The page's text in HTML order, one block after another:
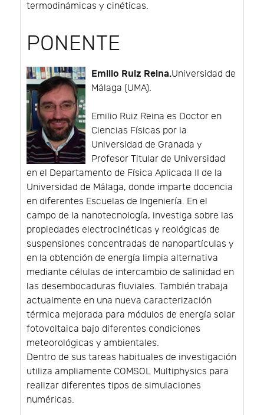
termodinámicas y cinéticas.
PONENTE
Emilio Ruiz Reina.Universidad de
Málaga (UMA).
Emilio Ruiz Reina es Doctor en
Ciencias Físicas por la
Universidad de Granada y
Profesor Titular de Universidad
en el Departamento de Física Aplicada II de la
Universidad de Málaga, donde imparte docencia
en diferentes Escuelas de Ingeniería. En el
campo de la nanotecnología, investiga sobre las
propiedades electrocinéticas y reológicas de
suspensiones concentradas de nanopartículas y
en la obtención de energía limpia alternativa
mediante células de intercambio de salinidad en
las desembocaduras fluviales. También trabaja
actualmente en una nueva caracterización
térmica mejorada para módulos de energía solar
fotovoltaica bajo diferentes condiciones
meteorológicas y ambientales.
Dentro de sus tareas habituales de investigación
utiliza ampliamente COMSOL Multiphysics para
realizar diferentes tipos de simulaciones
numéricas.